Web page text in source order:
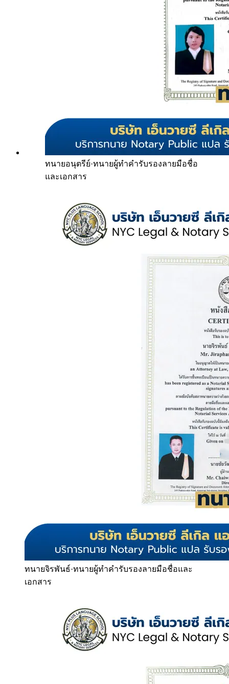
ทนายอนุตรีย์·ทนายผู้ทำคำรับรองลายมือชื่อ
และเอกสาร
ทนายจิรพันธ์·ทนายผู้ทำคำรับรองลายมือชื่อและ
เอกสาร